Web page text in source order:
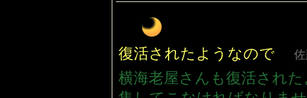
復活されたようなので
横海老屋さんも復活され